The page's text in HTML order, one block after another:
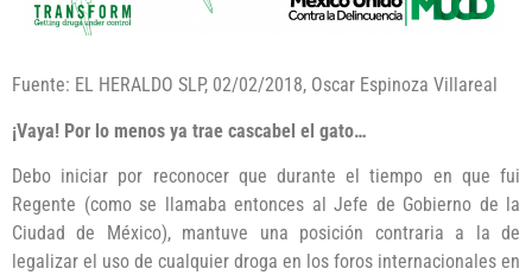
Fuente: EL HERALDO SLP, 02/02/2018, Oscar Espinoza Villareal
¡Vaya! Por lo menos ya trae cascabel el gato…
Debo iniciar por reconocer que durante el tiempo en que fui
Regente (como se llamaba entonces al Jefe de Gobierno de la
Ciudad de México), mantuve una posición contraria a la de
legalizar el uso de cualquier droga en los foros internacionales en